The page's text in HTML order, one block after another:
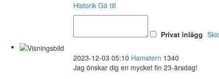
Historik Gå till
Privat inlägg
2023-12-03 05:10 Hamstern 1340
Jag önskar dig en mycket fin 23-årsdag!